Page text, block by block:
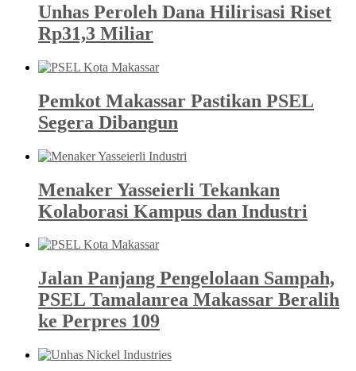
Unhas Peroleh Dana Hilirisasi Riset
Rp31,3 Miliar
Pemkot Makassar Pastikan PSEL
Segera Dibangun
Menaker Yasseierli Tekankan
Kolaborasi Kampus dan Industri
Jalan Panjang Pengelolaan Sampah,
PSEL Tamalanrea Makassar Beralih
ke Perpres 109